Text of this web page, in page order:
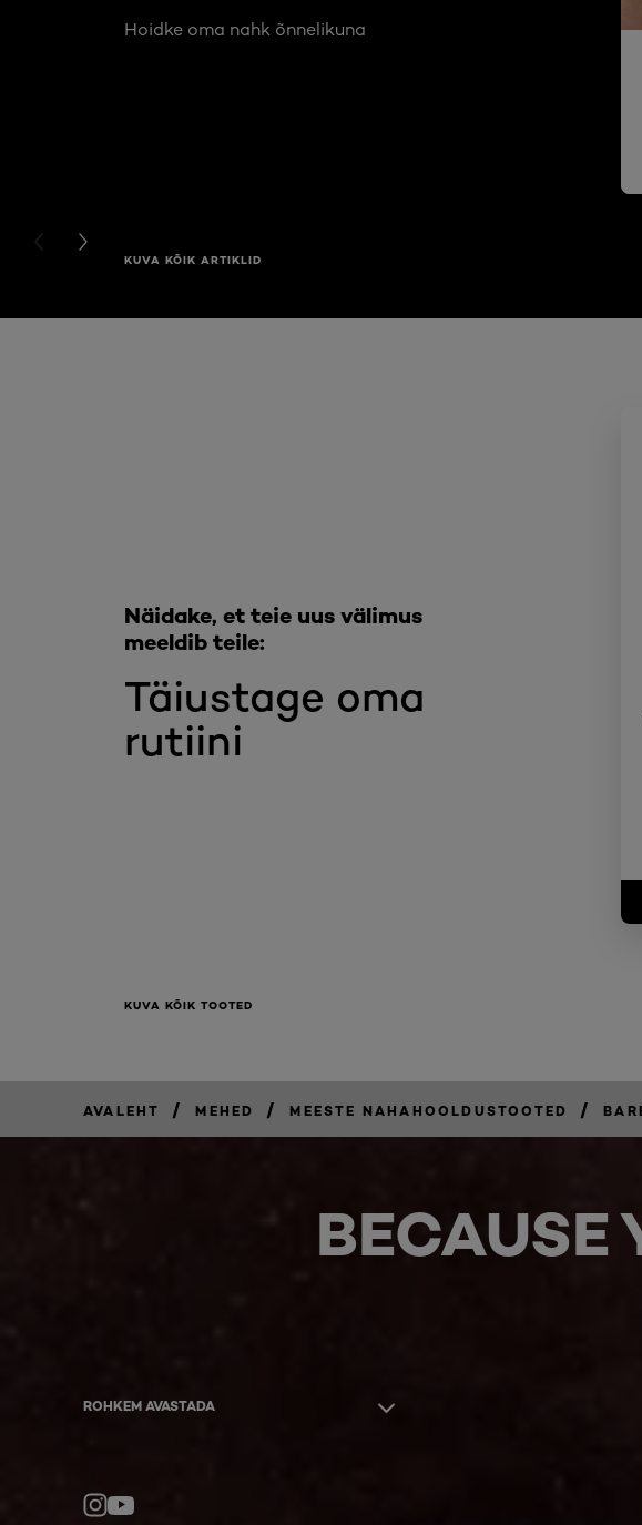
Hoidke oma nahk õnnelikuna
PREVIOUS CARD
NEXT CARD
KUVA KÕIK ARTIKLID
Täiustage oma
rutiini
Näidake, et teie uus välimus
meeldib teile:
KUVA KÕIK TOOTED
AVALEHT / MEHED / MEESTE NAHAHOOLDUSTOOTED /
BECAUSE
ROHKEM AVASTADA